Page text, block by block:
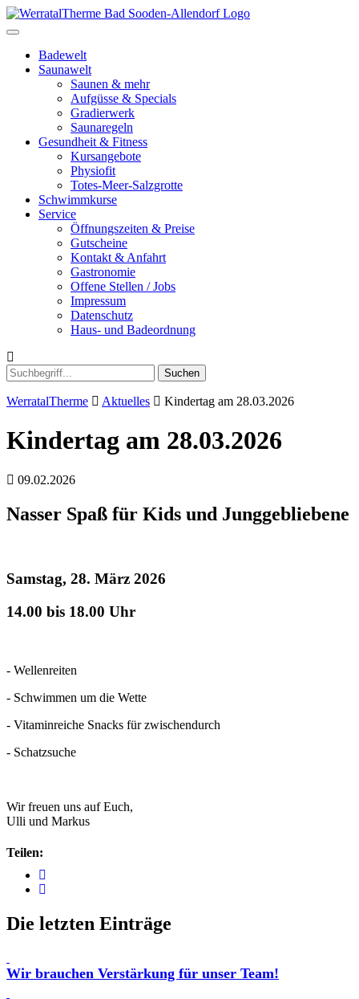
Toggle
navigationBadewelt
Saunawelt
Saunen & mehr
Aufgüsse & Specials
Gradierwerk
Saunaregeln
Gesundheit & Fitness
Kursangebote
Physiofit
Totes-Meer-Salzgrotte
Schwimmkurse
Service
Öffnungszeiten & Preise
Gutscheine
Kontakt & Anfahrt
Gastronomie
Offene Stellen / Jobs
Impressum
Datenschutz
Haus- und Badeordnung
Suchen
WerratalTherme Aktuelles Kindertag am 28.03.2026
Kindertag am 28.03.2026
09.02.2026
Nasser Spaß für Kids und Junggebliebene
Samstag, 28. März 2026
14.00 bis 18.00 Uhr
- Wellenreiten
- Schwimmen um die Wette
- Vitaminreiche Snacks für zwischendurch
- Schatzsuche
Wir freuen uns auf Euch,
Ulli und Markus
Teilen:
Die letzten Einträge
Wir brauchen Verstärkung für unser Team!